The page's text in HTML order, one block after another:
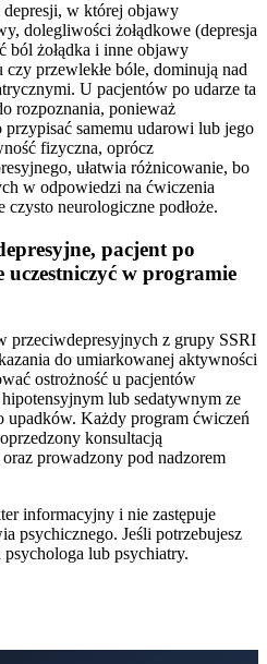
depresji, w której objawy
dolegliwości żołądkowe (depresja
ból żołądka i inne objawy
czy przewlekłe bóle, dominują nad
U pacjentów po udarze ta
rozpoznania, ponieważ
samemu udarowi lub jego
fizyczna, oprócz
ułatwia różnicowanie, bo
w odpowiedzi na ćwiczenia
neurologiczne podłoże.
pacjent po
uczestniczyć w programie
przeciwdepresyjnych z grupy SSRI
do umiarkowanej aktywności
ostrożność u pacjentów
lub sedatywnym ze
upadków. Każdy program ćwiczeń
konsultacją
prowadzony pod nadzorem
informacyjny i nie zastępuje
psychicznego. Jeśli potrzebujesz
lub psychiatry.